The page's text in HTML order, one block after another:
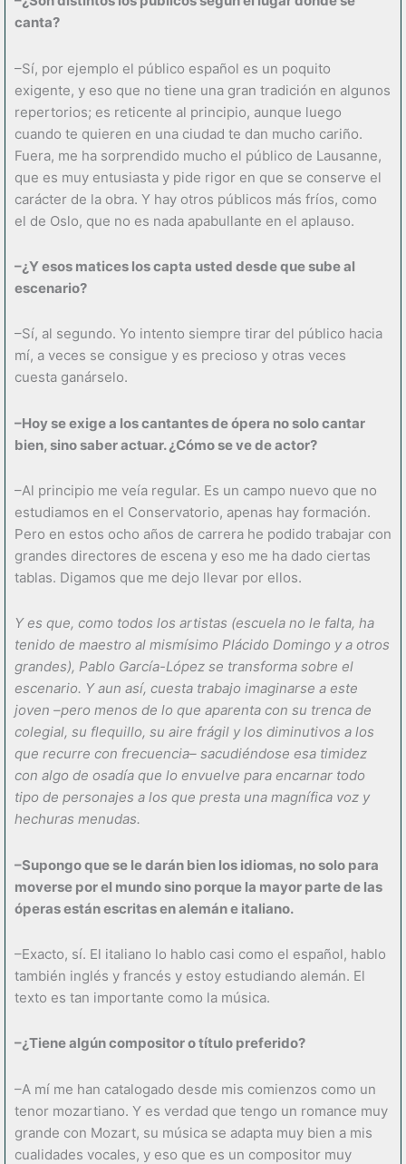
canta?
–Sí, por ejemplo el público español es un poquito
exigente, y eso que no tiene una gran tradición en algunos
repertorios; es reticente al principio, aunque luego
cuando te quieren en una ciudad te dan mucho cariño.
Fuera, me ha sorprendido mucho el público de Lausanne,
que es muy entusiasta y pide rigor en que se conserve el
carácter de la obra. Y hay otros públicos más fríos, como
el de Oslo, que no es nada apabullante en el aplauso.
–¿Y esos matices los capta usted desde que sube al
escenario?
–Sí, al segundo. Yo intento siempre tirar del público hacia
mí, a veces se consigue y es precioso y otras veces
cuesta ganárselo.
–Hoy se exige a los cantantes de ópera no solo cantar
bien, sino saber actuar. ¿Cómo se ve de actor?
–Al principio me veía regular. Es un campo nuevo que no
estudiamos en el Conservatorio, apenas hay formación.
Pero en estos ocho años de carrera he podido trabajar con
grandes directores de escena y eso me ha dado ciertas
tablas. Digamos que me dejo llevar por ellos.
Y es que, como todos los artistas (escuela no le falta, ha
tenido de maestro al mismísimo Plácido Domingo y a otros
grandes), Pablo García-López se transforma sobre el
escenario. Y aun así, cuesta trabajo imaginarse a este
joven –pero menos de lo que aparenta con su trenca de
colegial, su flequillo, su aire frágil y los diminutivos a los
que recurre con frecuencia– sacudiéndose esa timidez
con algo de osadía que lo envuelve para encarnar todo
tipo de personajes a los que presta una magnífica voz y
hechuras menudas.
–Supongo que se le darán bien los idiomas, no solo para
moverse por el mundo sino porque la mayor parte de las
óperas están escritas en alemán e italiano.
–Exacto, sí. El italiano lo hablo casi como el español, hablo
también inglés y francés y estoy estudiando alemán. El
texto es tan importante como la música.
–¿Tiene algún compositor o título preferido?
–A mí me han catalogado desde mis comienzos como un
tenor mozartiano. Y es verdad que tengo un romance muy
grande con Mozart, su música se adapta muy bien a mis
cualidades vocales, y eso que es un compositor muy